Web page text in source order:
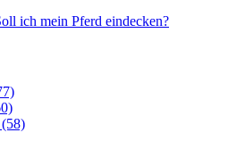
ich mein Pferd eindecken?
(58)